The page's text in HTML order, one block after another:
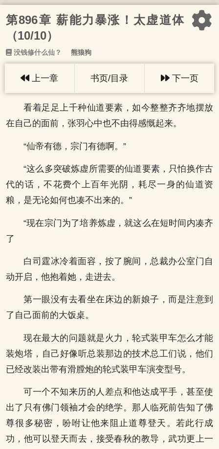
第896章 薪能力暴涨！太虚道体
（10/10）
没钱修什么仙？ 熊狼狗
上一章 书页/目录 下一页
看着足足上千种仙道要素，如今整整齐齐地摆放
在自己的面前，张羽心中也不由得感慨起来。
“仙帝有德，宗门有德啊。”
“这么多突破炼虚所需要的仙道要素，只怕换作古
代的话，不花费个上百年光阴，耗尽一身的仙道资
粮，是无论如何也凑不出来的。”
“现在宗门为了培养炼虚，就这么在短时间内凑齐
了
白司霆冰冷着面容，按了腕间，总裁办公室门自
动开启，他抱着她，走进去。
第一眼没有去看坐在床边的新娘子，而是注意到
了自己面前的大饭桌。
现在最大的问题就是火力，轮式装甲车怎么才能
装炮塔，自己好像听总装那边的技术总工们说，他们
已经改装出带有滑膛炮的轮式装甲车演变型号。
可一个不知来历的人差点和他达成平手，甚至使
出了只有佛门领袖才会的绝学。那人临死前告知了佛
尊很多秘密，吩咐让他来阻止道尊登天。若此行成
功，他可以登天而去，接受春秋的教导，武功更上一